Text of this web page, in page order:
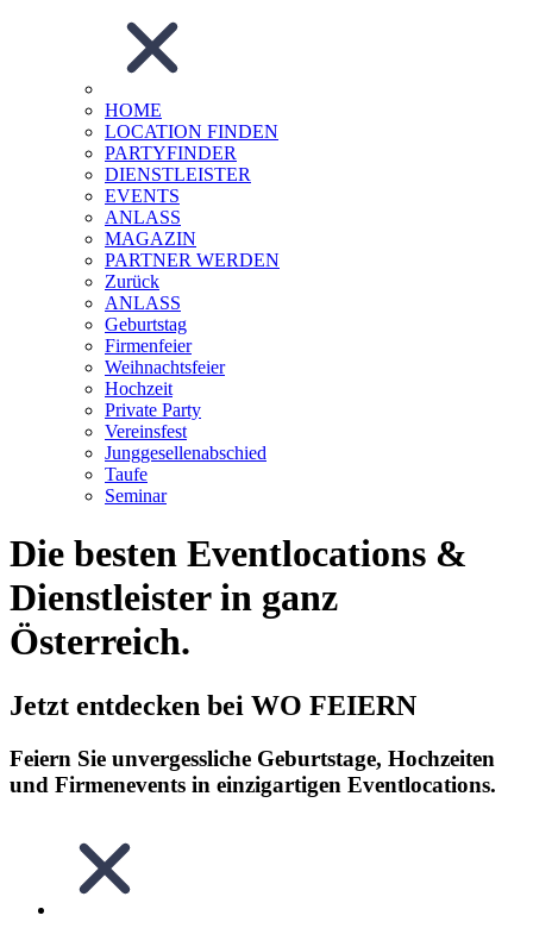
HOME
LOCATION FINDEN
PARTYFINDER
DIENSTLEISTER
EVENTS
ANLASS
MAGAZIN
PARTNER WERDEN
Zurück
ANLASS
Geburtstag
Firmenfeier
Weihnachtsfeier
Hochzeit
Private Party
Vereinsfest
Junggesellenabschied
Taufe
Seminar
Die besten Eventlocations &
Dienstleister in ganz
Österreich.
Jetzt entdecken bei WO FEIERN
Feiern Sie unvergessliche Geburtstage, Hochzeiten
und Firmenevents in einzigartigen Eventlocations.